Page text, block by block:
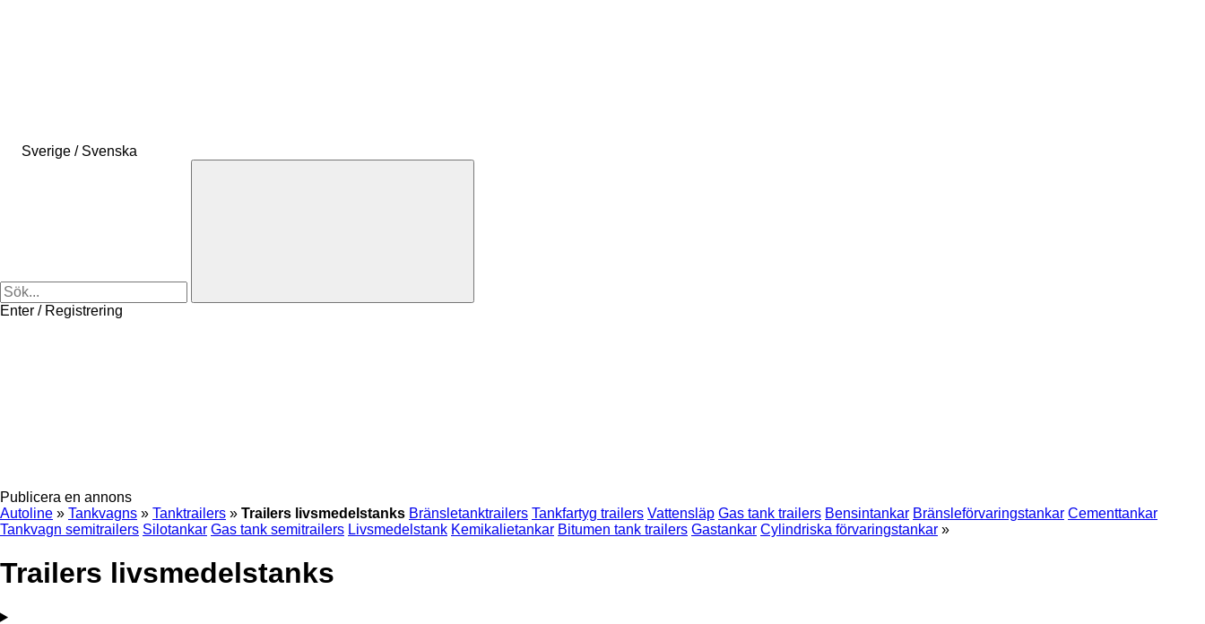
Sverige / Svenska
Enter / Registrering
Publicera en annons
Autoline » Tankvagns » Tanktrailers » Trailers livsmedelstanks Bränsletanktrailers Tankfartyg trailers Vattensläp Gas tank trailers Bensintankar Bränsleförvaringstankar Cementtankar
Tankvagn semitrailers Silotankar Gas tank semitrailers Livsmedelstank Kemikalietankar Bitumen tank trailers Gastankar Cylindriska förvaringstankar »
Trailers livsmedelstanks